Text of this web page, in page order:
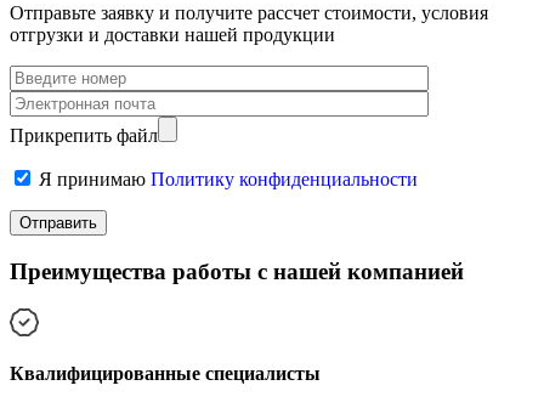
Отправьте заявку и получите рассчет стоимости, условия
отгрузки и доставки нашей продукции
Прикрепить файл
Я принимаю Политику конфиденциальности
Преимущества работы с нашей компанией
Квалифицированные специалисты